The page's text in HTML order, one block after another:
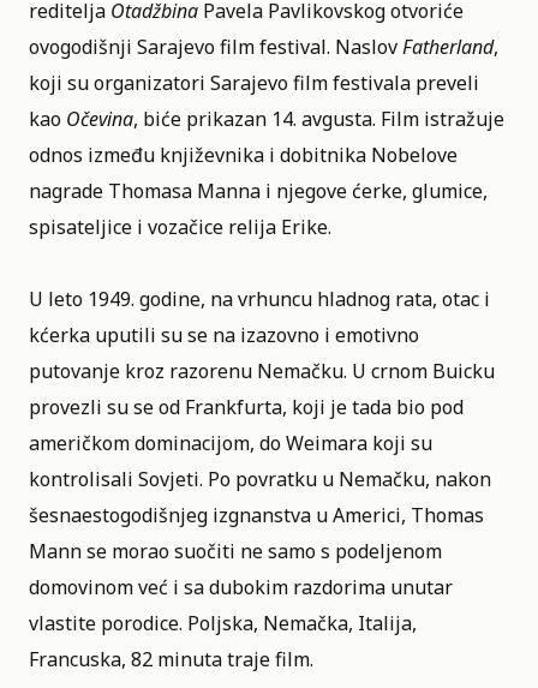
reditelja Otadžbina Pavela Pavlikovskog otvoriće
ovogodišnji Sarajevo film festival. NaslovFatherland,
koji su organizatori Sarajevo film festivala preveli
kao Očevina, biće prikazan 14. avgusta. Film istražuje
odnos između književnika i dobitnika Nobelove
nagrade Thomasa Manna i njegove ćerke, glumice,
spisateljice i vozačice relija Erike.
U leto 1949. godine, na vrhuncu hladnog rata, otac i
kćerka uputili su se na izazovno i emotivno
putovanje kroz razorenu Nemačku. U crnom Buicku
provezli su se od Frankfurta, koji je tada bio pod
američkom dominacijom, do Weimara koji su
kontrolisali Sovjeti. Po povratku u Nemačku, nakon
šesnaestogodišnjeg izgnanstva u Americi, Thomas
Mann se morao suočiti ne samo s podeljenom
domovinom već i sa dubokim razdorima unutar
vlastite porodice. Poljska, Nemačka, Italija,
Francuska, 82 minuta traje film.